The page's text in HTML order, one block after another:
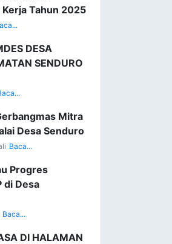
Tahun 2025
DESA
SENDURO
Mitra
Desa Senduro
Baca...
Progres
di Desa
Baca...
DI HALAMAN